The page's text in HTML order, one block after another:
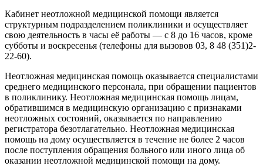
Кабинет неотложной медицинской помощи является
структурным подразделением поликлиники и осуществляет
свою деятельность в часы её работы — с 8 до 16 часов, кроме
субботы и воскресенья (телефоны для вызовов 03, 8 48 (351)2-
22-60).
Неотложная медицинская помощь оказывается специалистами
среднего медицинского персонала, при обращении пациентов
в поликлинику. Неотложная медицинская помощь лицам,
обратившимся в медицинскую организацию с признаками
неотложных состояний, оказывается по направлению
регистратора безотлагательно. Неотложная медицинская
помощь на дому осуществляется в течение не более 2 часов
после поступления обращения больного или иного лица об
оказании неотложной медицинской помощи на дому.